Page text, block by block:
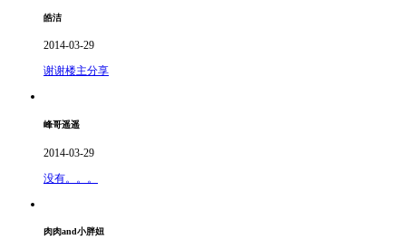
皓洁
2014-03-29
谢谢楼主分享
峰哥遥遥
2014-03-29
没有。。。
肉肉and小胖妞